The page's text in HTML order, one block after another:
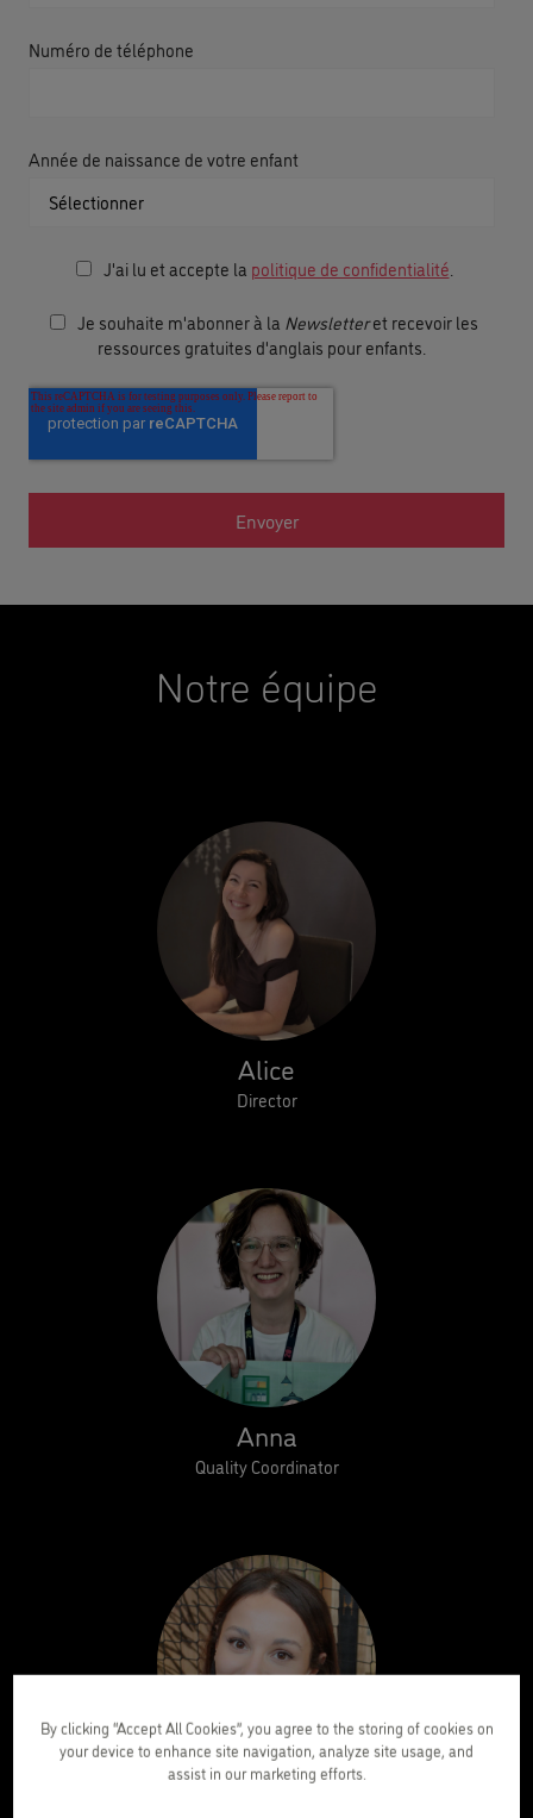
Numéro de téléphone
Année de naissance de votre enfant
J'ai lu et accepte la politique de confidentialité
Je souhaite m'abonner à la Newsletteret recevoir les
ressources gratuites d'anglais pour enfants.
Notre équipe
Alice
Director
Anna
Quality Coordinator
By clicking “Accept All Cookies”, you agree to the storing of cookies on
your device to enhance site navigation, analyze site usage, and
assist in our marketing efforts.